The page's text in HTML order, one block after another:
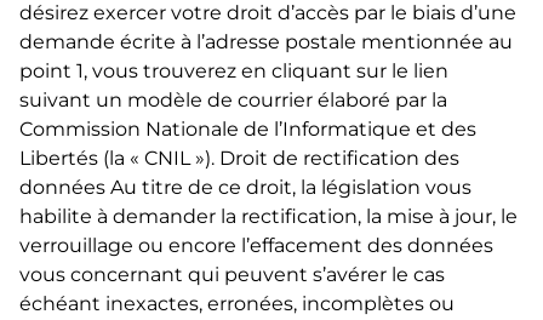
désirez exercer votre droit d’accès par le biais d’une
demande écrite à l’adresse postale mentionnée au
point 1, vous trouverez en cliquant sur le lien
suivant un modèle de courrier élaboré par la
Commission Nationale de l’Informatique et des
Libertés (la « CNIL »). Droit de rectification des
données Au titre de ce droit, la législation vous
habilite à demander la rectification, la mise à jour, le
verrouillage ou encore l’effacement des données
vous concernant qui peuvent s’avérer le cas
échéant inexactes, erronées, incomplètes ou